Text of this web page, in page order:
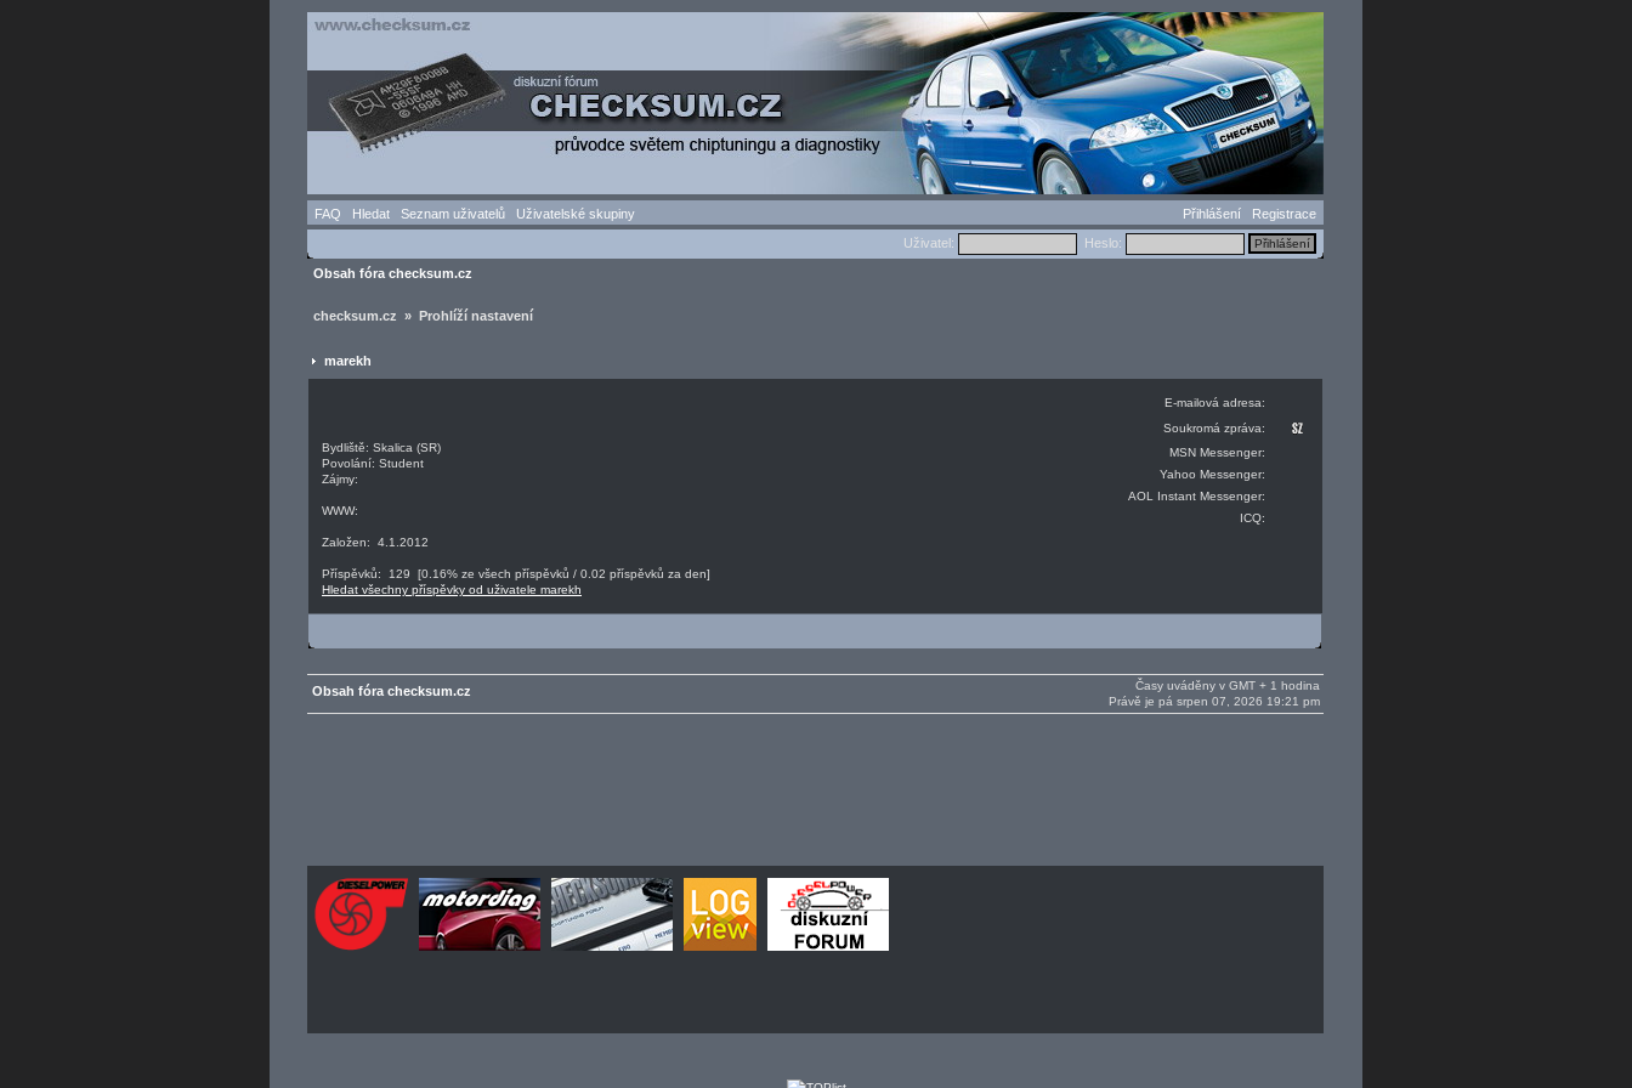
FAQ Hledat Seznam uživatelů Uživatelské skupiny Přihlášení
Registrace
Uživatel:
Heslo:
Obsah fóra checksum.cz
checksum.cz » Prohlíží nastavení
marekh
Bydliště: Skalica (SR)
Povolání: Student
Zájmy:
WWW:
Založen: 4.1.2012
Příspěvků: 129 [0.16% ze všech příspěvků / 0.02 příspěvků za den]
Hledat všechny příspěvky od uživatele marekh
E-mailová adresa:
Soukromá zpráva:
MSN Messenger:
Yahoo Messenger:
AOL Instant Messenger:
ICQ:
Časy uváděny v GMT + 1 hodina
Právě je pá srpen 07, 2026 19:21 pm
Obsah fóra checksum.cz